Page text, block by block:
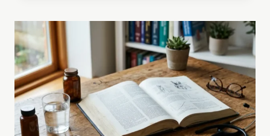
ET
ALTERNATIVE
SÉRIEUSE